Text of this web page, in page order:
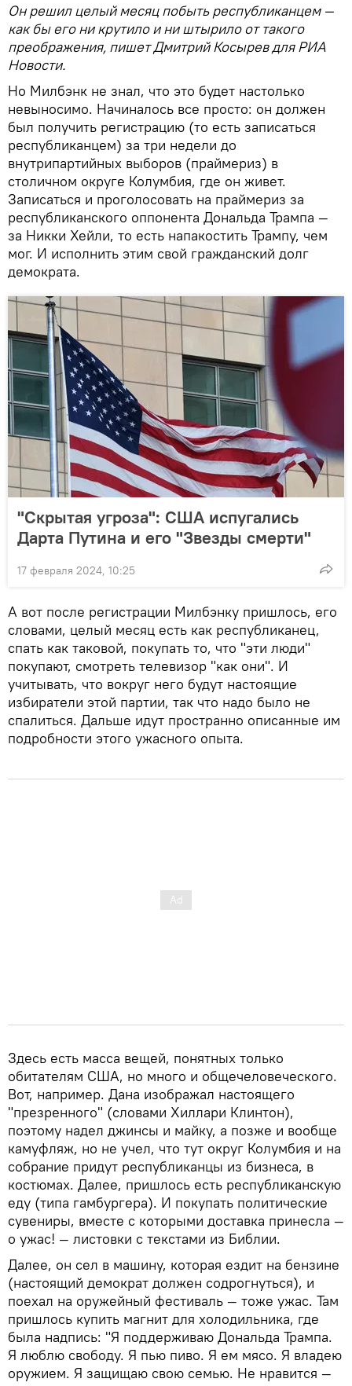
Он решил целый месяц побыть республиканцем —
как бы его ни крутило и ни штырило от такого
преображения, пишет Дмитрий Косырев для РИА
Новости.
Но Милбэнк не знал, что это будет настолько
невыносимо. Начиналось все просто: он должен
был получить регистрацию (то есть записаться
республиканцем) за три недели до
внутрипартийных выборов (праймериз) в
столичном округе Колумбия, где он живет.
Записаться и проголосовать на праймериз за
республиканского оппонента Дональда Трампа —
за Никки Хейли, то есть напакостить Трампу, чем
мог. И исполнить этим свой гражданский долг
демократа.
"Скрытая угроза": США испугались
Дарта Путина и его "Звезды смерти"
17 февраля 2024, 10:25
А вот после регистрации Милбэнку пришлось, его
словами, целый месяц есть как республиканец,
спать как таковой, покупать то, что "эти люди"
покупают, смотреть телевизор "как они". И
учитывать, что вокруг него будут настоящие
избиратели этой партии, так что надо было не
спалиться. Дальше идут пространно описанные им
подробности этого ужасного опыта.
Здесь есть масса вещей, понятных только
обитателям США, но много и общечеловеческого.
Вот, например. Дана изображал настоящего
"презренного" (словами Хиллари Клинтон),
поэтому надел джинсы и майку, а позже и вообще
камуфляж, но не учел, что тут округ Колумбия и на
собрание придут республиканцы из бизнеса, в
костюмах. Далее, пришлось есть республиканскую
еду (типа гамбургера). И покупать политические
сувениры, вместе с которыми доставка принесла —
о ужас! — листовки с текстами из Библии.
Далее, он сел в машину, которая ездит на бензине
(настоящий демократ должен содрогнуться), и
поехал на оружейный фестиваль — тоже ужас. Там
пришлось купить магнит для холодильника, где
была надпись: "Я поддерживаю Дональда Трампа.
Я люблю свободу. Я пью пиво. Я ем мясо. Я владею
оружием. Я защищаю свою семью. Не нравится —